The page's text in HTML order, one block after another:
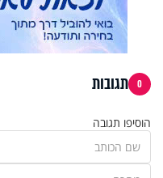
0 תגובות
הוסיפו תגובה